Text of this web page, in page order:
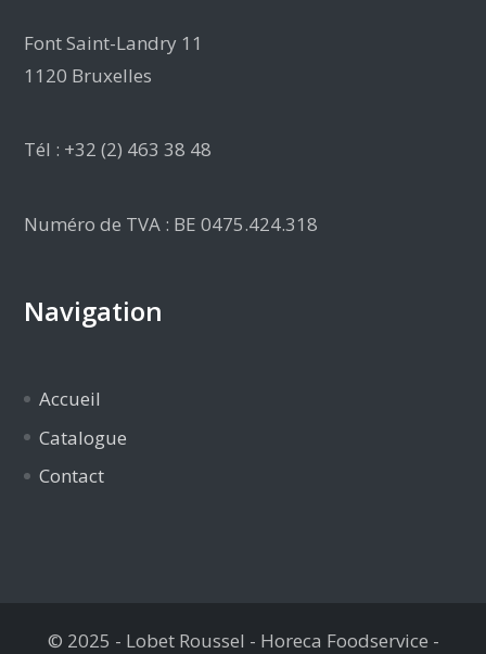
Font Saint-Landry 11
1120 Bruxelles
Tél : +32 (2) 463 38 48
Numéro de TVA : BE 0475.424.318
Navigation
Accueil
Catalogue
Contact
© 2025 - Lobet Roussel - Horeca Foodservice -